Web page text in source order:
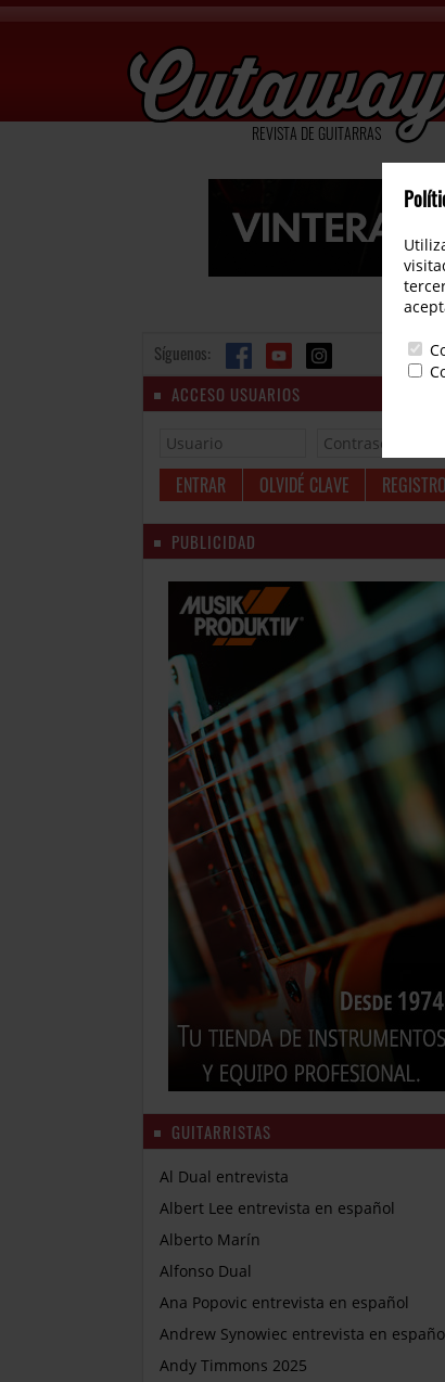
REVISTA DE GUITARRAS
Síguenos:
ACCESO USUARIOS
OLVIDÉ CLAVE REGISTRO
PUBLICIDAD
GUITARRISTAS
Al Dual entrevista
Albert Lee entrevista en español
Alberto Marín
Alfonso Dual
Ana Popovic entrevista en español
Andrew Synowiec entrevista en
Andy Timmons 2025